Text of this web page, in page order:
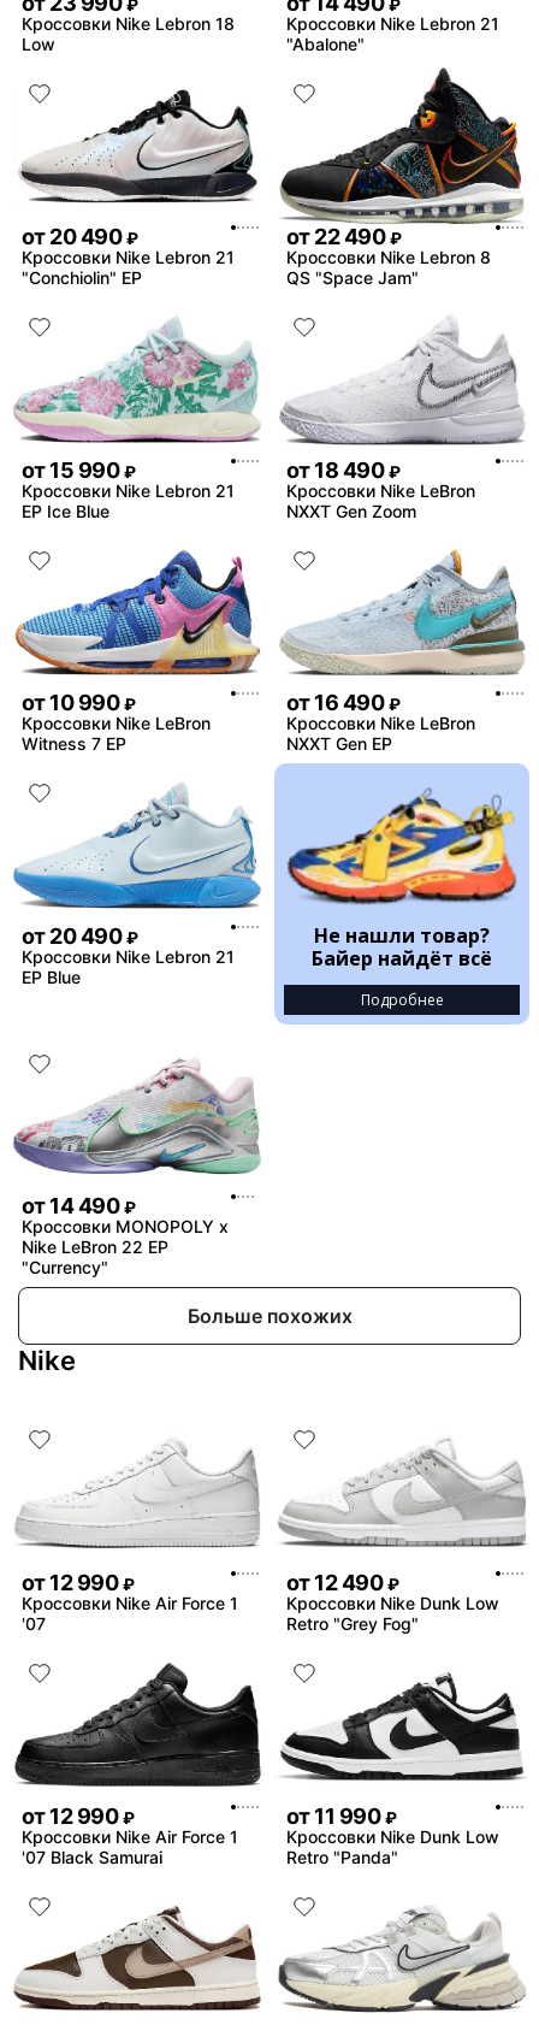
₽
Кроссовки Nike Lebron 18
Low
₽
Кроссовки Nike Lebron 21
"Abalone"
от20 490 ₽
Кроссовки Nike Lebron 21
"Conchiolin" EP
от22 490 ₽
Кроссовки Nike Lebron 8
QS "Space Jam"
от15 990 ₽
Кроссовки Nike Lebron 21
EP Ice Blue
от18 490 ₽
Кроссовки Nike LeBron
NXXT Gen Zoom
от10 990 ₽
Кроссовки Nike LeBron
Witness 7 EP
от16 490 ₽
Кроссовки Nike LeBron
NXXT Gen EP
от20 490 ₽
Кроссовки Nike Lebron 21
EP Blue
Не нашли товар?
Байер найдёт всё
Подробнее
от14 490 ₽
Кроссовки MONOPOLY x
Nike LeBron 22 EP
"Currency"
Больше похожих
Nike
от12 990 ₽
Кроссовки Nike Air Force 1
'07
от12 490 ₽
Кроссовки Nike Dunk Low
Retro "Grey Fog"
от12 990 ₽
Кроссовки Nike Air Force 1
'07 Black Samurai
от11 990 ₽
Кроссовки Nike Dunk Low
Retro "Panda"